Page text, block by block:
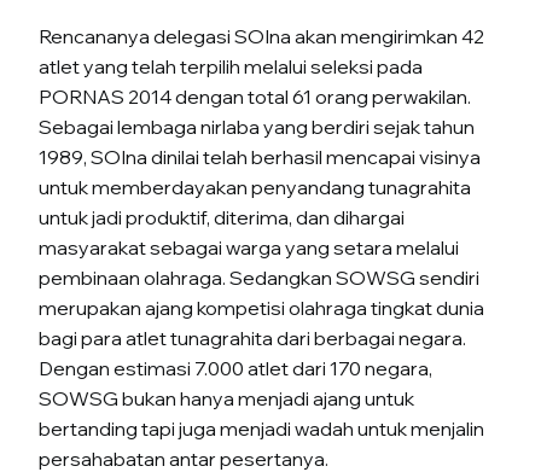
Rencananya delegasi SOIna akan mengirimkan 42
atlet yang telah terpilih melalui seleksi pada
PORNAS 2014 dengan total 61 orang perwakilan.
Sebagai lembaga nirlaba yang berdiri sejak tahun
1989, SOIna dinilai telah berhasil mencapai visinya
untuk memberdayakan penyandang tunagrahita
untuk jadi produktif, diterima, dan dihargai
masyarakat sebagai warga yang setara melalui
pembinaan olahraga. Sedangkan SOWSG sendiri
merupakan ajang kompetisi olahraga tingkat dunia
bagi para atlet tunagrahita dari berbagai negara.
Dengan estimasi 7.000 atlet dari 170 negara,
SOWSG bukan hanya menjadi ajang untuk
bertanding tapi juga menjadi wadah untuk menjalin
persahabatan antar pesertanya.